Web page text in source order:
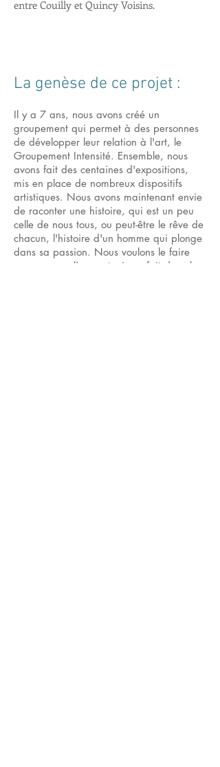
entre Couilly et Quincy Voisins.
​La genèse de ce projet :
Il y a 7 ans, nous avons créé un
groupement qui permet à des personnes
de développer leur relation à l'art, le
Groupement Intensité. Ensemble, nous
avons fait des centaines d'expositions,
mis en place de nombreux dispositifs
artistiques. Nous avons maintenant envie
de raconter une histoire, qui est un peu
celle de nous tous, ou peut-être le rêve de
chacun, l'histoire d'un homme qui plonge
dans sa passion. Nous voulons le faire
comme nous l'avons toujours fait dans le